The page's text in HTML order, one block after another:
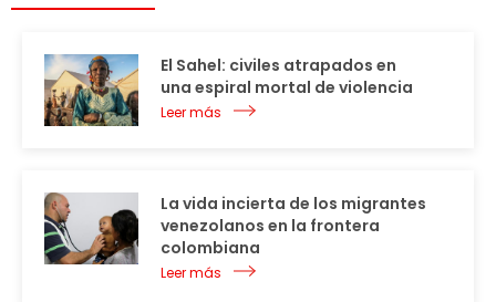
El Sahel: civiles atrapados en
una espiral mortal de violencia
Leer más
La vida incierta de los migrantes
venezolanos en la frontera
colombiana
Leer más